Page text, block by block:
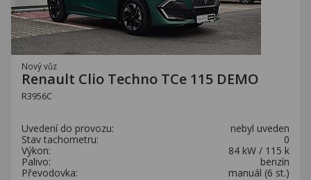
Nový vůz
Renault Clio Techno TCe 115 DEMO
R3956C
Uvedení do provozu:
nebyl uveden
Stav tachometru:
0
Výkon:
84 kW / 115 k
Palivo:
benzín
Převodovka:
manuál (6 st.)